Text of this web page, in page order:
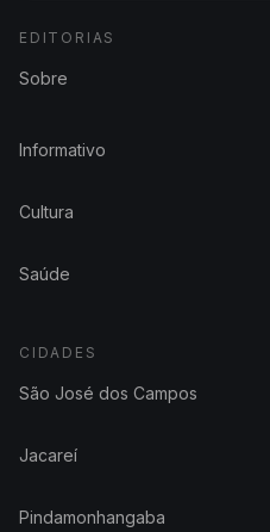
EDITORIAS
Sobre
Informativo
Cultura
Saúde
CIDADES
São José dos Campos
Jacareí
Pindamonhangaba